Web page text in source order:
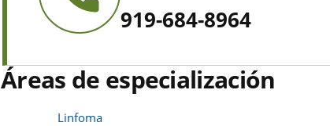
919-684-8964
Áreas de especialización
Linfoma